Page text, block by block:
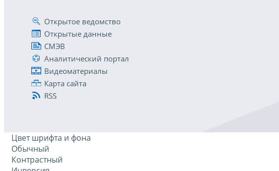
Открытое ведомство
Открытые данные
СМЭВ
Аналитический портал
Видеоматериалы
Карта сайта
RSS
Цвет шрифта и фона
Обычный
Контрастный